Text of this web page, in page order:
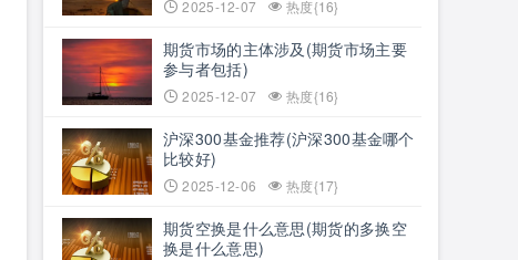
2025-12-07 热度{16}
期货市场的主体涉及(期货市场主要
参与者包括)
2025-12-07 热度{16}
沪深300基金推荐(沪深300基金哪个
比较好)
2025-12-06 热度{17}
期货空换是什么意思(期货的多换空
换是什么意思)